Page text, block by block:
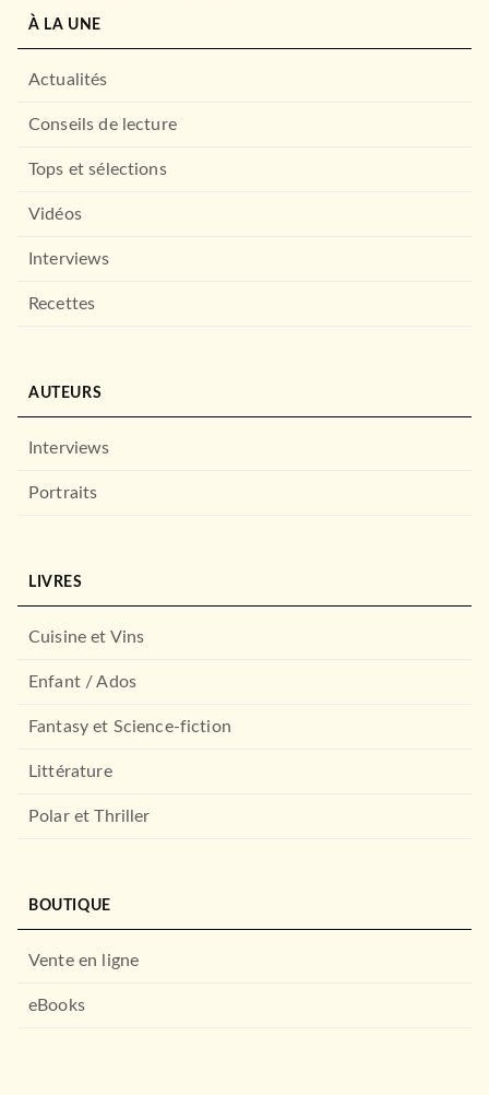
À LA UNE
Actualités
Conseils de lecture
Tops et sélections
Vidéos
Interviews
Recettes
AUTEURS
Interviews
Portraits
LIVRES
Cuisine et Vins
Enfant / Ados
Fantasy et Science-fiction
Littérature
Polar et Thriller
BOUTIQUE
Vente en ligne
eBooks